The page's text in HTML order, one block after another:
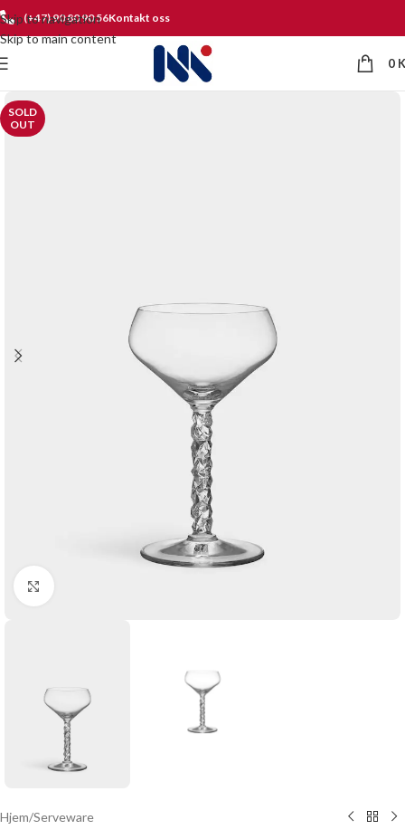
Skip to navigation
Skip to main content
(+47) 90 80 90 56Kontakt oss
0
SOLD
OUT
Hjem/Serveware